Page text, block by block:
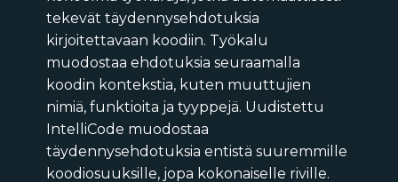
tekevät täydennysehdotuksia
kirjoitettavaan koodiin. Työkalu
muodostaa ehdotuksia seuraamalla
koodin kontekstia, kuten muuttujien
nimiä, funktioita ja tyyppejä. Uudistettu
IntelliCode muodostaa
täydennysehdotuksia entistä suuremmille
koodiosuuksille, jopa kokonaiselle riville.